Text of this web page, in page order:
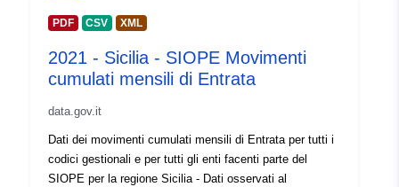
PDF CSV XML
2021 - Sicilia - SIOPE Movimenti
cumulati mensili di Entrata
data.gov.it
Dati dei movimenti cumulati mensili di Entrata per tutti i
codici gestionali e per tutti gli enti facenti parte del
SIOPE per la regione Sicilia - Dati osservati al